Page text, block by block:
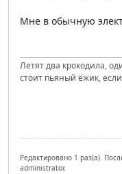
Мне в обычную
Летят два крокодила,
стоит пьяный ёжик,
Редактировано 1 раз(а).
administrator.